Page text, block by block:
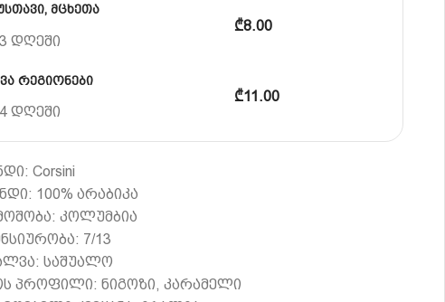
მცხეთა
დღეში
₾8.00
რეგიონები
დღეში
₾11.00
Corsini
100% არაბიკა
კოლუმბია
7/13
საშუალო
პროფილი: ნიგოზი, კარამელი